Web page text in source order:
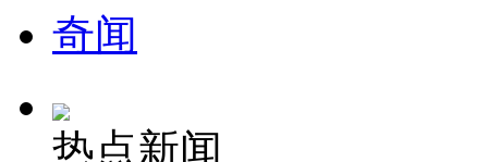
奇闻
热点新闻